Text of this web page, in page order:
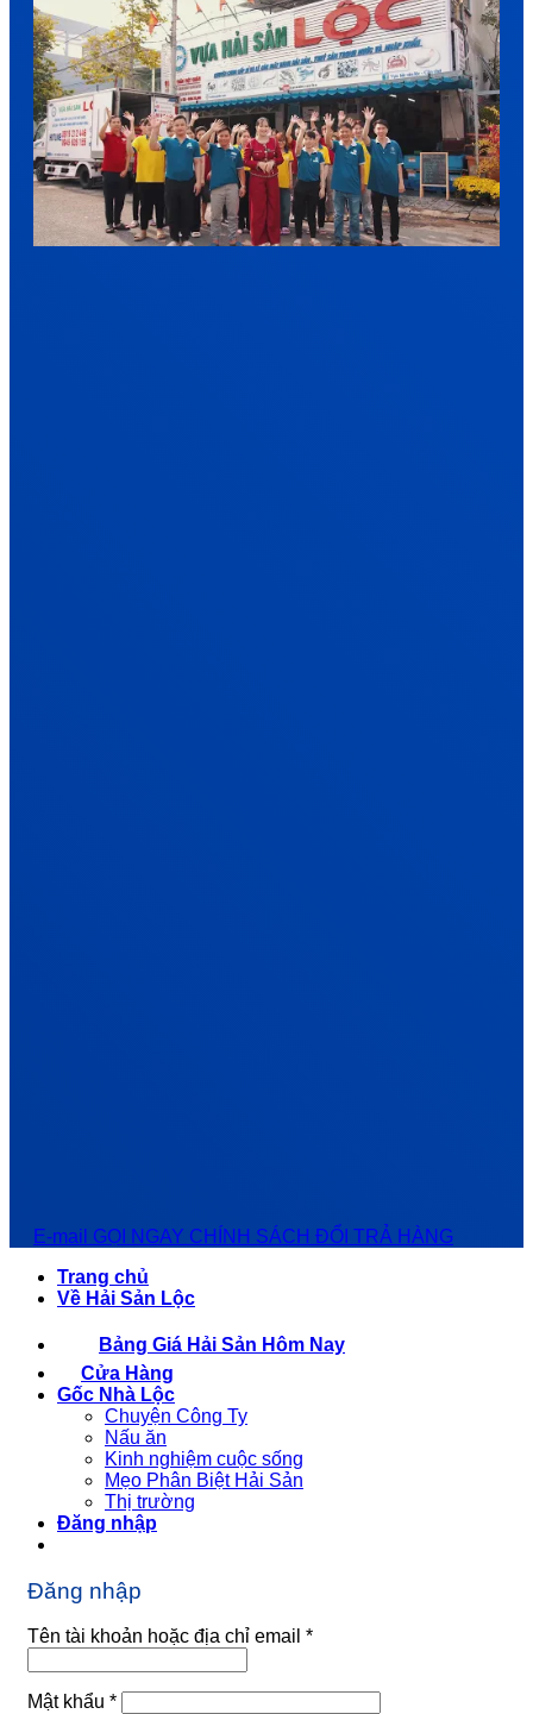
E-mail GỌI NGAY CHÍNH SÁCH ĐỔI TRẢ HÀNG
Trang chủ
Về Hải Sản Lộc
Bảng Giá Hải Sản Hôm Nay
Cửa Hàng
Gốc Nhà Lộc
Chuyện Công Ty
Nấu ăn
Kinh nghiệm cuộc sống
Mẹo Phân Biệt Hải Sản
Thị trường
Đăng nhập
Đăng nhập
Tên tài khoản hoặc địa chỉ email *Bắt
Mật khẩu *Bắt